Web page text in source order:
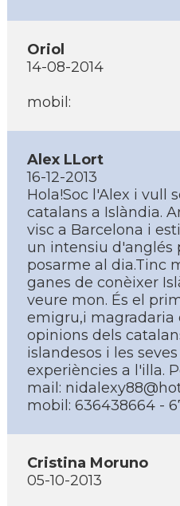
Oriol
14-08-2014
mobil:
Alex LLort
16-12-2013
Hola!Soc l'Alex i vull
catalans a Islàndia.
visc a Barcelona i
un intensiu d'anglés
posarme al dia.Tinc
ganes de conèixer
veure mon. És el
emigru,i magradaria
opinions dels
islandesos i les seves
experiències a l'illa.
mail:
mobil: 636438664 -
Cristina Moruno
05-10-2013